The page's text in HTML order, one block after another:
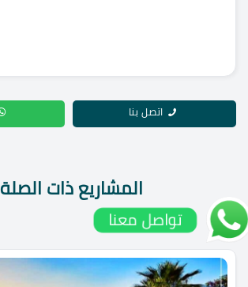
اتصل بنا
المشاريع ذات الصلة
تواصل معنا